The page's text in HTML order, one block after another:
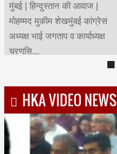
मुंबई | हिन्दुस्तान की आवाज |
मोहम्मद मुकीम शेखमुंबई कांग्रेस
अध्यक्ष भाई जगताप व कार्याध्यक्ष
चरणसि...
HKA VIDEO NEWS